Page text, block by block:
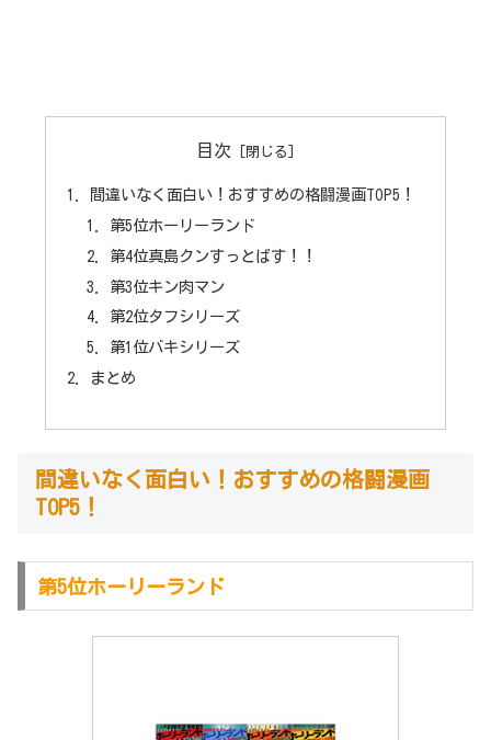
目次
間違いなく面白い！おすすめの格闘漫画TOP5！
第5位ホーリーランド
第4位真島クンすっとばす！！
第3位キン肉マン
第2位タフシリーズ
第1位バキシリーズ
まとめ
間違いなく面白い！おすすめの格闘漫画
TOP5！
第5位ホーリーランド